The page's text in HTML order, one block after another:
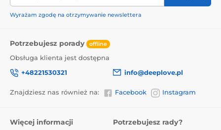
Wyrażam zgodę na otrzymywanie newslettera
Potrzebujesz porady offline
Obsługa klienta jest dostępna
+48221530321
info@deeplove.pl
Znajdziesz nas również na: Facebook Instagram
Więcej informacji Potrzebujesz rady?